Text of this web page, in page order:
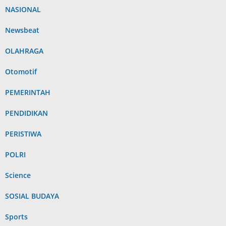
NASIONAL
Newsbeat
OLAHRAGA
Otomotif
PEMERINTAH
PENDIDIKAN
PERISTIWA
POLRI
Science
SOSIAL BUDAYA
Sports